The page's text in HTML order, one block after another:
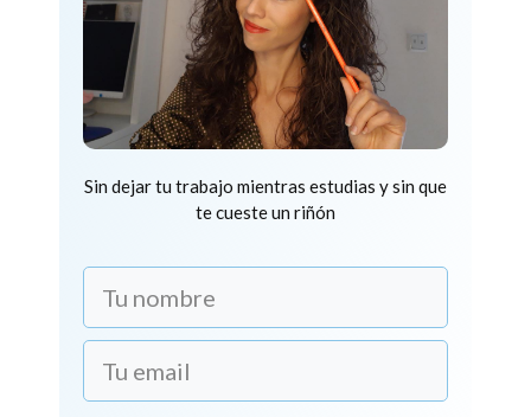
Sin dejar tu trabajo mientras estudias y sin que
te cueste un riñón